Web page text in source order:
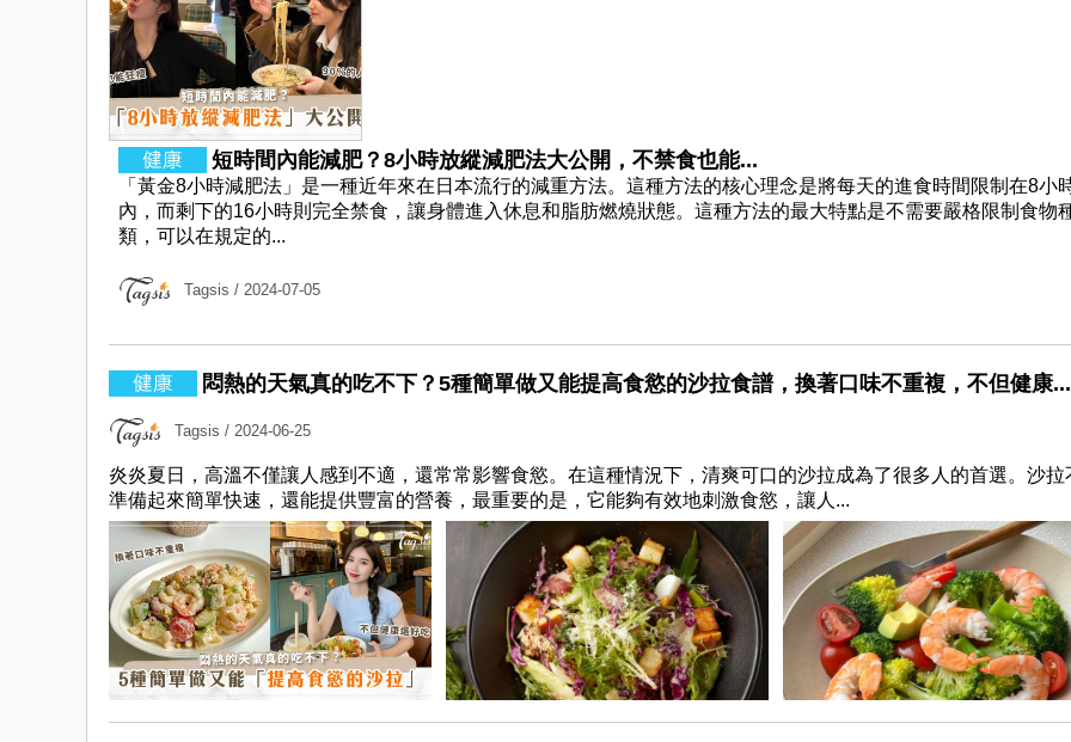
短時間內能減肥？8小時放縱減肥法大公開，不禁食也能...
「黃金8小時減肥法」是一種近年來在日本流行的減重方法。這種方法的核心理念是將每天的進食時間限制在8小
內，而剩下的16小時則完全禁食，讓身體進入休息和脂肪燃燒狀態。這種方法的最大特點是不需要嚴格限制食物
類，可以在規定的...
Tagsis / 2024-07-05
悶熱的天氣真的吃不下？5種簡單做又能提高食慾的沙拉食譜，換著口味不重複，不但健康...
Tagsis / 2024-06-25
炎炎夏日，高溫不僅讓人感到不適，還常常影響食慾。在這種情況下，清爽可口的沙拉成為了很多人的首選。沙拉
準備起來簡單快速，還能提供豐富的營養，最重要的是，它能夠有效地刺激食慾，讓人...